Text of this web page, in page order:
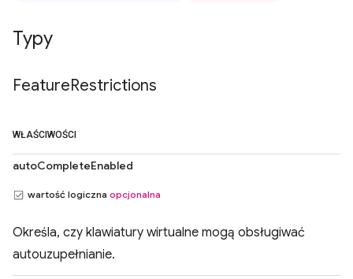
Typy
FeatureRestrictions
WŁAŚCIWOŚCI
autoCompleteEnabled
wartość logiczna opcjonalna
Określa, czy klawiatury wirtualne mogą obsługiwać
autouzupełnianie.